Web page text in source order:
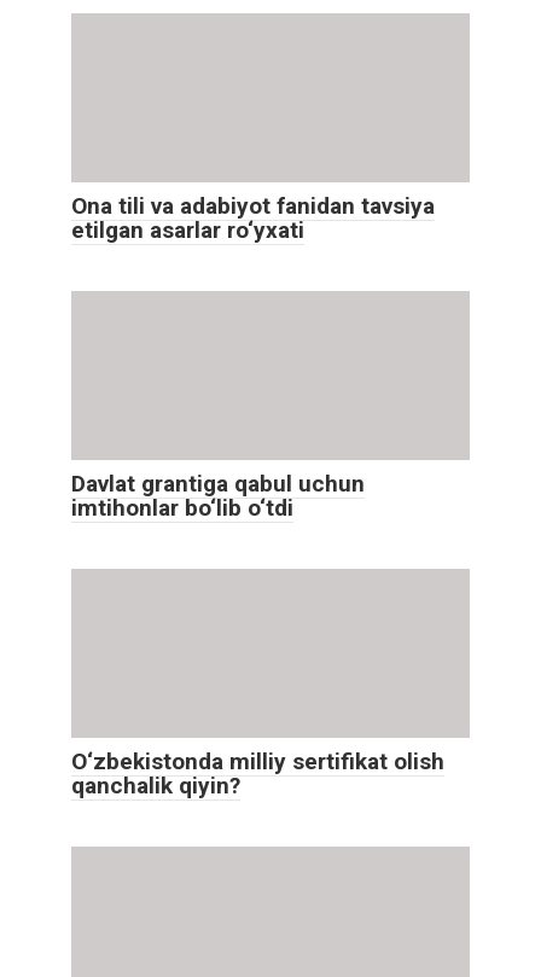
Ona tili va adabiyot fanidan tavsiya
etilgan asarlar ro‘yxati
Davlat grantiga qabul uchun
imtihonlar bo‘lib o‘tdi
O‘zbekistonda milliy sertifikat olish
qanchalik qiyin?